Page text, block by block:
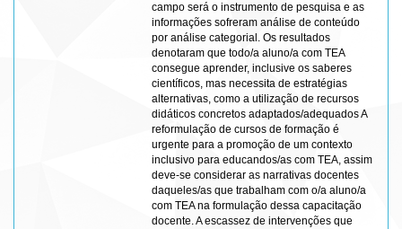
campo será o instrumento de pesquisa e as
informações sofreram análise de conteúdo
por análise categorial. Os resultados
denotaram que todo/a aluno/a com TEA
consegue aprender, inclusive os saberes
científicos, mas necessita de estratégias
alternativas, como a utilização de recursos
didáticos concretos adaptados/adequados A
reformulação de cursos de formação é
urgente para a promoção de um contexto
inclusivo para educandos/as com TEA, assim
deve-se considerar as narrativas docentes
daqueles/as que trabalham com o/a aluno/a
com TEA na formulação dessa capacitação
docente. A escassez de intervenções que